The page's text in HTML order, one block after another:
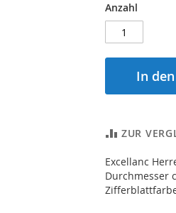
Anzahl
In
ZUR
Excellanc
Durchmesser